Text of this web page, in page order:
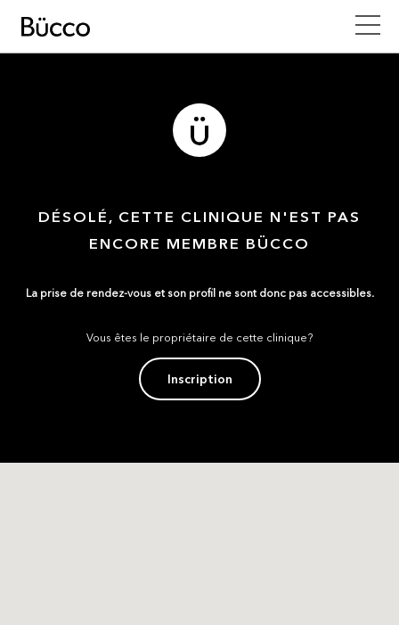
DÉSOLÉ, CETTE CLINIQUE N'EST PAS
ENCORE MEMBRE BÜCCO
La prise de rendez-vous et son profil ne sont donc pas accessibles.
Vous êtes le propriétaire de cette clinique?
Inscription